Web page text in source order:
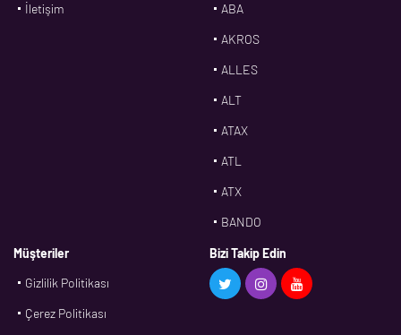
İletişim
ABA
AKROS
ALLES
ALT
ATAX
ATL
ATX
BANDO
BMS
CDF
Müşteriler
Gizlilik Politikası
Çerez Politikası
Bizi Takip Edin